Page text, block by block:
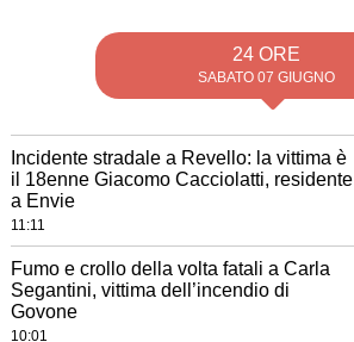
24 ORE
SABATO 07 GIUGNO
Incidente stradale a Revello: la vittima è
il 18enne Giacomo Cacciolatti, residente
a Envie
11:11
Fumo e crollo della volta fatali a Carla
Segantini, vittima dell’incendio di
Govone
10:01